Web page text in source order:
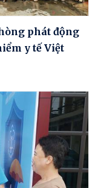
phát động
y tế Việt